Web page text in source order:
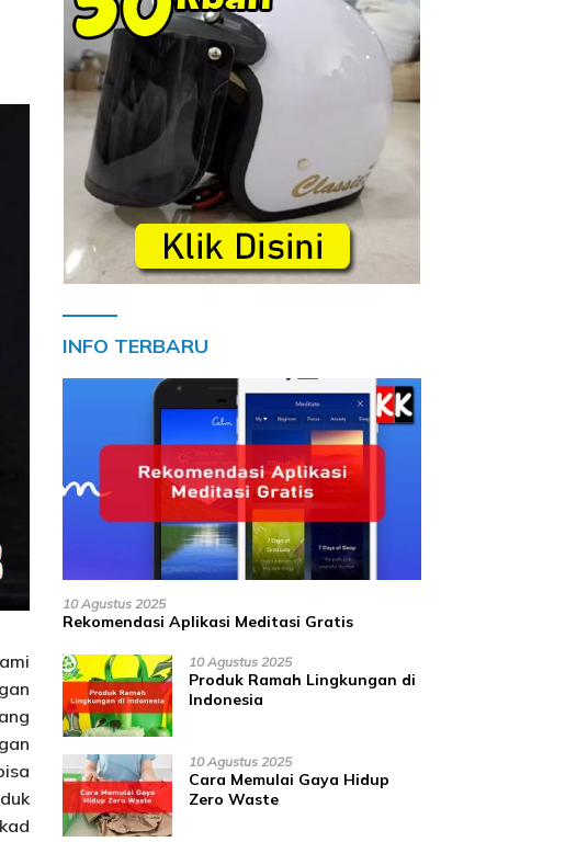
INFO TERBARU
10 Agustus 2025
Rekomendasi Aplikasi Meditasi Gratis
10 Agustus 2025
Produk Ramah Lingkungan di
Indonesia
10 Agustus 2025
Cara Memulai Gaya Hidup
Zero Waste